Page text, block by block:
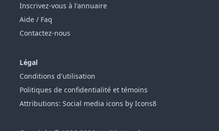
Inscrivez-vous à l'annuaire
Aide / Faq
Contactez-nous
Légal
Conditions d'utilisation
Politiques de confidentialité et témoins
Attributions: Social media icons by Icons8